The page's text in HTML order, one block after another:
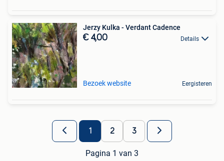
Jerzy Kulka - Verdant Cadence
€ 4,00 Details
Bezoek website Eergisteren
1 2 3
Pagina 1 van 3